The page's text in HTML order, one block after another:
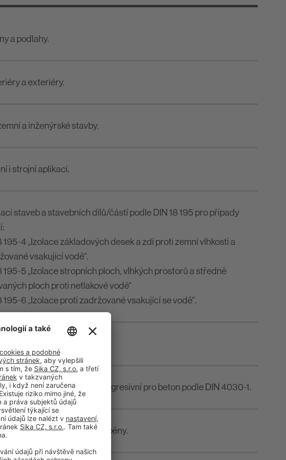
a podlahy.
a exteriéry.
a inženýrské stavby.
i strojní aplikaci.
staveb a stavebních dílů/částí podle DIN 18 195 pro případy
195-4 „Izolace základových desek a zdí proti zemní vlhkosti a
vsakující vodě“.
195-5 „Izolace stropních ploch, vlhkých prostorů a středně
ploch proti netlakové vodě“
195-6 „Izolace proti zadržované vsakující se vodě“.
stavebních dílů proti vodě agresivní pro beton podle DIN 4030-1.
izolačních desek z tvrzené pěny.